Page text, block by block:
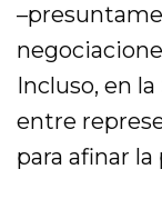
Incluso, en
entre
para afinar